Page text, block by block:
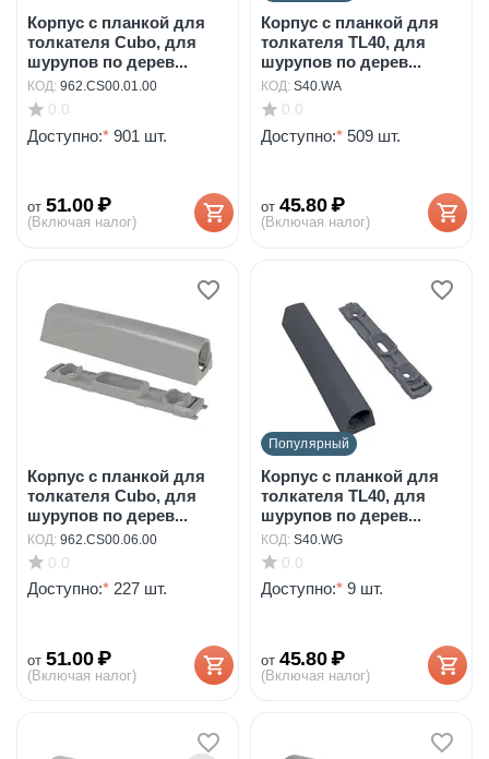
Корпус с планкой для
толкателя Cubo, для
шурупов по дерев...
КОД: 962.CS00.01.00
0.0
Доступно:* 901 шт.
от 51.00 ₽
(Включая налог)
Корпус с планкой для
толкателя TL40, для
шурупов по дерев...
КОД: S40.WA
0.0
Доступно:* 509 шт.
от 45.80 ₽
(Включая налог)
Корпус с планкой для
толкателя Cubo, для
шурупов по дерев...
КОД: 962.CS00.06.00
0.0
Доступно:* 227 шт.
от 51.00 ₽
(Включая налог)
Популярный
Корпус с планкой для
толкателя TL40, для
шурупов по дерев...
КОД: S40.WG
0.0
Доступно:* 9 шт.
от 45.80 ₽
(Включая налог)